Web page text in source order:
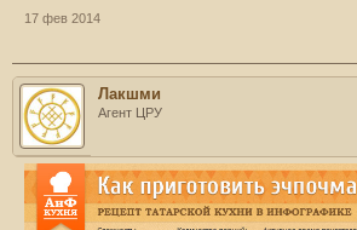
17 фев 2014
Лакшми
Агент ЦРУ